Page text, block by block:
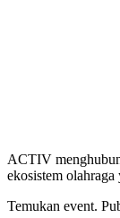
ACTIV
ekosistem
Temukan event.